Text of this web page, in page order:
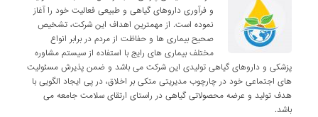
و فرآوری داروهای گیاهی و طبیعی فعالیت خود را آغاز
نموده است. از مهمترین اهداف این شرکت، تشخیص
صحیح بیماری ها و حفاظت از مردم در برابر انواع
مختلف بیماری های رایج با استفاده از سیستم مشاوره
پزشکی و داروهای گیاهی تولیدی این شرکت می باشد و ضمن پذیرش مسئولیت
های اجتماعی خود در چارچوب مدیریتی متکی بر اخلاق، در پی ایجاد الگویی با
هدف تولید و عرضه محصولاتی گیاهی در راستای ارتقای سلامت جامعه می
باشد.